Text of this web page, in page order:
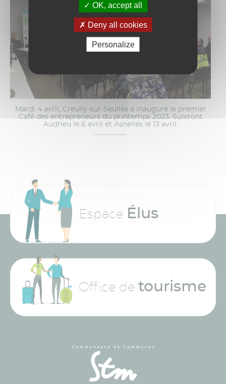
Mardi 4 avril, Creully-sur-Seulles a inauguré le premier
Café des entrepreneurs du printemps 2023. Suivront
Audrieu le 6 avril et Asnelles le 13 avril.
Espace Élus
Office de tourisme
OK, accept all
Deny all cookies
Personalize